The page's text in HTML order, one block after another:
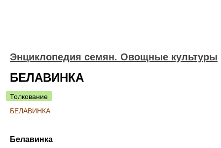
Энциклопедия семян. Овощные культуры
БЕЛАВИНКА
Толкование
БЕЛАВИНКА
Белавинка